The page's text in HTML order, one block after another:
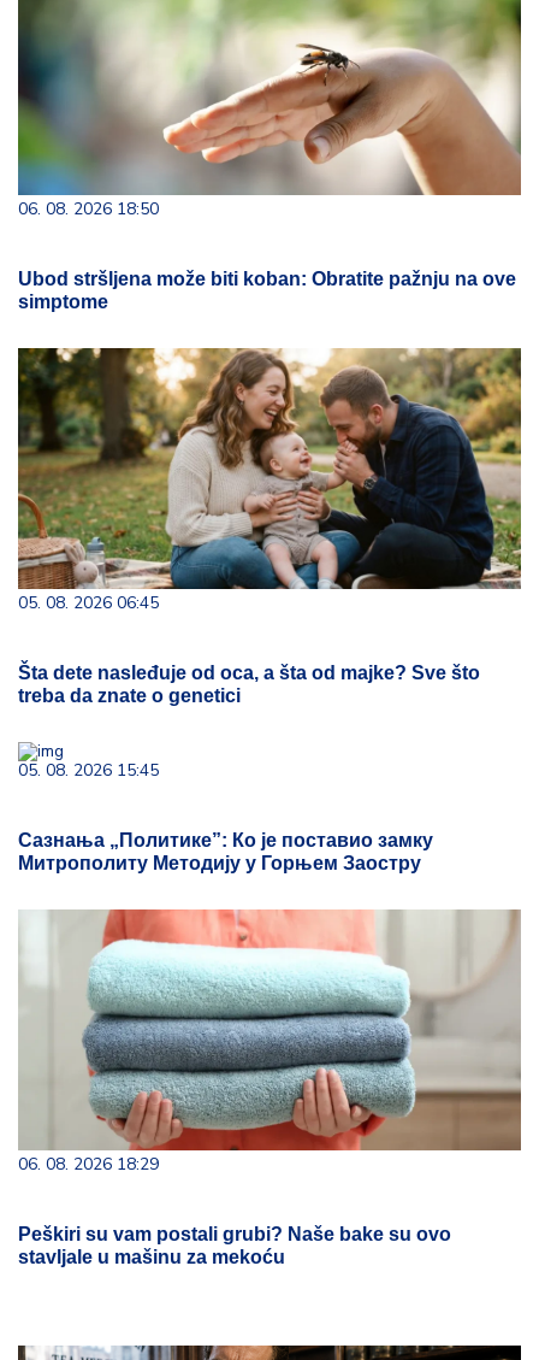
06. 08. 2026 18:50
Ubod stršljena može biti koban: Obratite pažnju na ove
simptome
05. 08. 2026 06:45
Šta dete nasleđuje od oca, a šta od majke? Sve što
treba da znate o genetici
05. 08. 2026 15:45
Сазнања „Политике”: Ко је поставио замку
Митрополиту Методију у Горњем Заостру
06. 08. 2026 18:29
Peškiri su vam postali grubi? Naše bake su ovo
stavljale u mašinu za mekoću